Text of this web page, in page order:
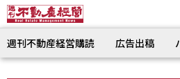
週刊不動産経営購読 広告出稿